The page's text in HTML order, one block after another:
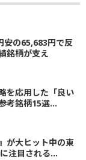
安の65,683円で反
銘柄が支え
を応用した「良い
考銘柄15選...
が大ヒット中の東
注目される...